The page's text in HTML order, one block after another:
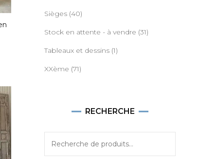
Sièges (40)
Stock en attente - à vendre (31)
Tableaux et dessins (1)
XXème (71)
RECHERCHE